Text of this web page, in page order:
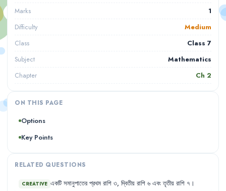
Marks 1
Difficulty Medium
Class Class 7
Subject Mathematics
Chapter Ch 2
ON THIS PAGE
Options
Key Points
RELATED QUESTIONS
CREATIVE একটি সমানুপাতের প্রথম রাশি ৩, দ্বিতীয় রাশি ৬ এবং তৃতীয় রাশি ৭ ।